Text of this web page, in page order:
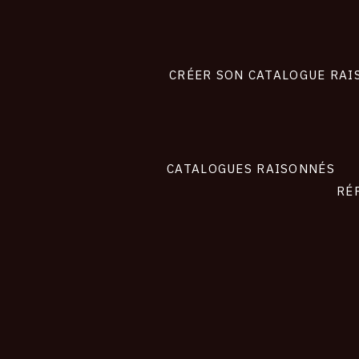
CRÉER SON CATALOGUE
CATALOGUES RAISONNÉS